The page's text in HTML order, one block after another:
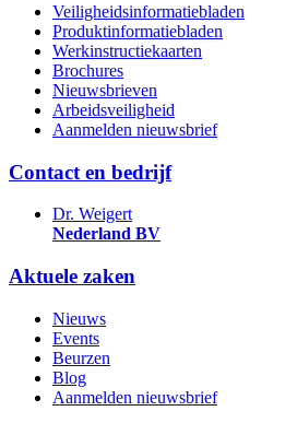
Veiligheidsinformatiebladen
Produktinformatiebladen
Werkinstructiekaarten
Brochures
Nieuwsbrieven
Arbeidsveiligheid
Aanmelden nieuwsbrief
Contact en bedrijf
Dr. Weigert
Nederland BV
Aktuele zaken
Nieuws
Events
Beurzen
Blog
Aanmelden nieuwsbrief